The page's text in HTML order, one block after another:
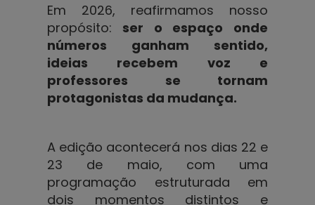
Em 2026, reafirmamos nosso
propósito: ser o espaço onde
números ganham sentido,
ideias recebem voz e
professores se tornam
protagonistas da mudança.
A edição acontecerá nos dias 22 e
23 de maio, com uma
programação estruturada em
dois momentos distintos e